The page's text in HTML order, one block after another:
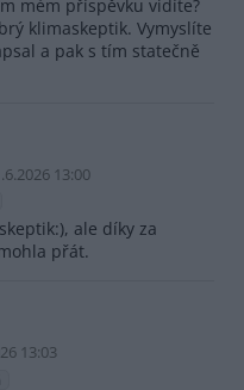
mém příspěvku vidíte?
klimaskeptik. Vymyslíte
a pak s tím statečně
13:00
ale díky za
přát.
13:03